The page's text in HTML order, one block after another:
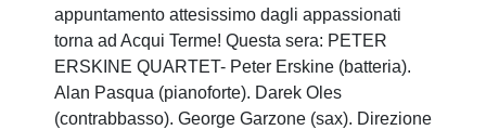
appuntamento attesissimo dagli appassionati
torna ad Acqui Terme! Questa sera: PETER
ERSKINE QUARTET- Peter Erskine (batteria).
Alan Pasqua (pianoforte). Darek Oles
(contrabbasso). George Garzone (sax). Direzione